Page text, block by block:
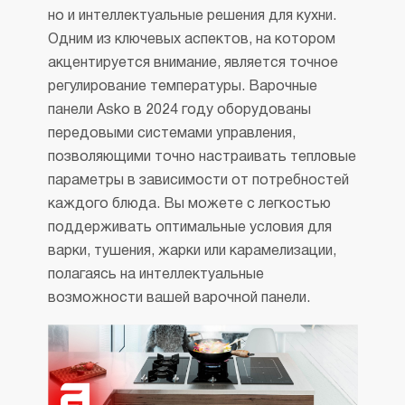
интенсивность одной из зон нагрева
и ускорить процесс готовки. Автоматика
приготовления продолжит использовать
максимальный нагрев, а затем перейдет
на мощность, необходимую для конкретного
блюда.
Специальные интеллектуальные датчики
определят, на какую именно конфорку
поставлена посуда. Когда вы ее уберете,
работа автоматически приостановится. Это
позволить избежать лишней траты
электроэнергии.
Не только комфорт, но и безопасность
в процессе готовки блюд вам обеспечат
такие важные функции как «Блокировка
от детей», которая в случае необходимости
ограничит доступ к устройству вашим
близким, и таймеры со звуковым сигналом.
Обзор варочной панели Asko HI1694G
Ключевые преимущества: функция
Автоматика приготовления
Блокировка от детей
Интеллектуальные датчики
но и интеллектуальные решения для кухни.
Одним из ключевых аспектов, на котором
акцентируется внимание, является точное
регулирование температуры. Варочные
панели Asko в 2024 году оборудованы
передовыми системами управления,
позволяющими точно настраивать тепловые
параметры в зависимости от потребностей
каждого блюда. Вы можете с легкостью
поддерживать оптимальные условия для
варки, тушения, жарки или карамелизации,
полагаясь на интеллектуальные
возможности вашей варочной панели.